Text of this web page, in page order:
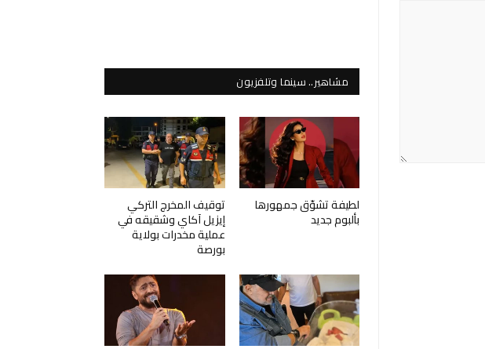
مشاهير.. سينما وتلفزيون
لطيفة تشوّق جمهورها
بألبوم جديد
توقيف المخرج التركي
إيزيل آكاي وشقيقه في
عملية مخدرات بولاية
بورصة